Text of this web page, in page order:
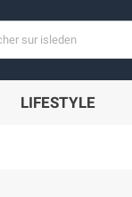
LIFESTYLE